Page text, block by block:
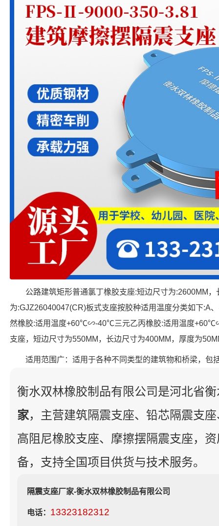
公路建筑矩形普通氯丁橡胶支座:短边尺寸为:2600MM
为:GJZ26040047(CR)板式支座按胶种适用温度分类如下
然橡胶:适用温度+60℃∽-40℃三元乙丙橡胶:适用温度
支座，短边尺寸为550MM，长边尺寸为400MM，厚度为
适用范围广：适用于各种不同类型的建筑物和桥梁，包
衡水双林橡胶制品有限公司是河北省
家，主营建筑隔震支座、铅芯隔震支
高阻尼橡胶支座、摩擦摆隔震支座，
备，支持全国项目供货与技术服务。
隔震支座厂家-衡水双林橡胶制品有限公司
电话： 13323182312